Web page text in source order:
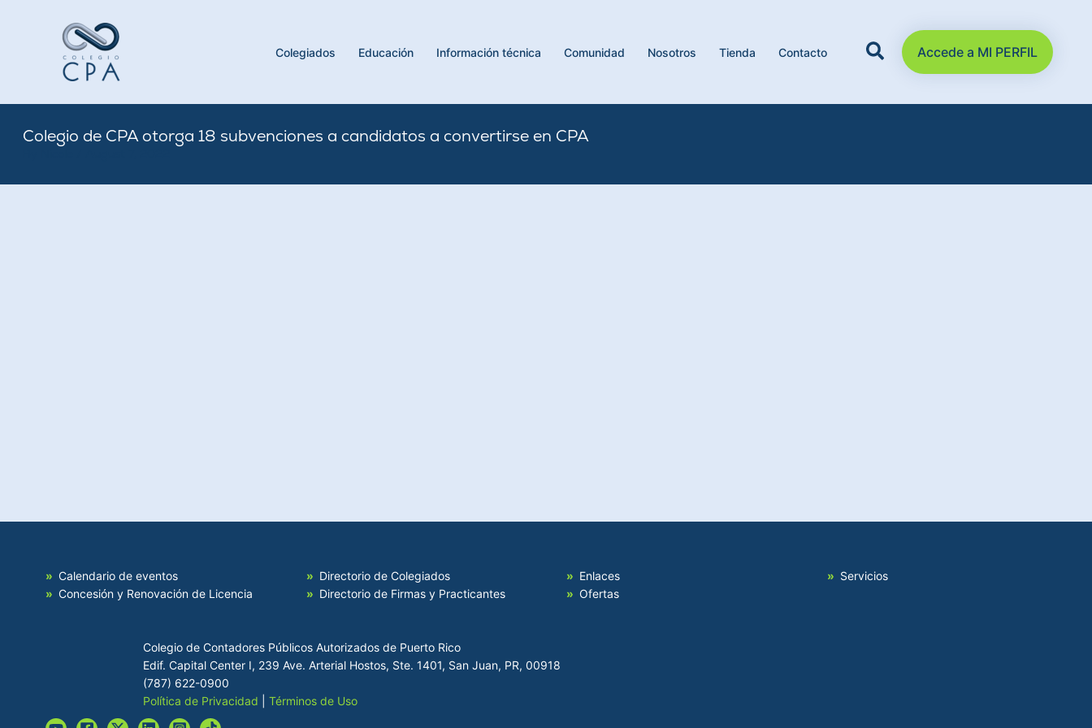
Colegiados Educación Información técnica Comunidad Nosotros Tienda Contacto Accede a MI PERFIL
Colegio de CPA otorga 18 subvenciones a candidatos a convertirse en CPA
Calendario de eventos
Concesión y Renovación de Licencia
Directorio de Colegiados
Directorio de Firmas y Practicantes
Enlaces
Ofertas
Servicios
Colegio de Contadores Públicos Autorizados de Puerto Rico
Edif. Capital Center I, 239 Ave. Arterial Hostos, Ste. 1401, San Juan, PR, 00918
(787) 622-0900
Política de Privacidad
Términos de Uso